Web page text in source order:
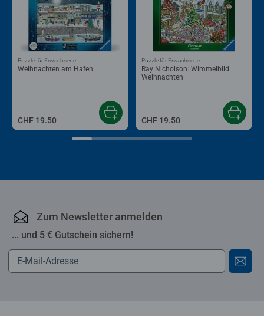
Weihnachten am Hafen
Puzzle für Erwachsene
CHF 19.50
Ray Nicholson: Wimmelbild
Weihnachten
Puzzle für Erwachsene
CHF 19.50
Zum Newsletter anmelden
... und 5 € Gutschein sichern!